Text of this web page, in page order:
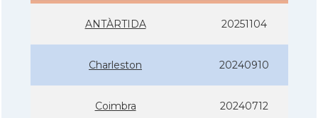
ANTÀRTIDA 20251104
Charleston 20240910
Coimbra 20240712